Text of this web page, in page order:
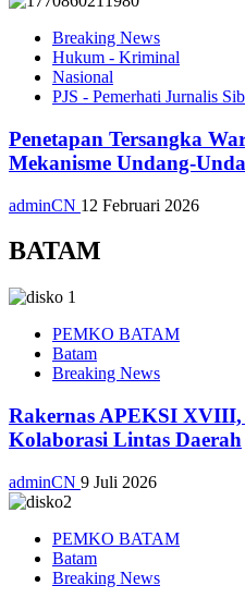
Breaking News
Hukum - Kriminal
Nasional
PJS - Pemerhati Jurnalis
Penetapan Tersangka
Mekanisme Undang-
adminCN 12 Februari 2026
BATAM
PEMKO BATAM
Batam
Breaking News
Rakernas APEKSI
Kolaborasi Lintas Daerah
adminCN 9 Juli 2026
PEMKO BATAM
Batam
Breaking News